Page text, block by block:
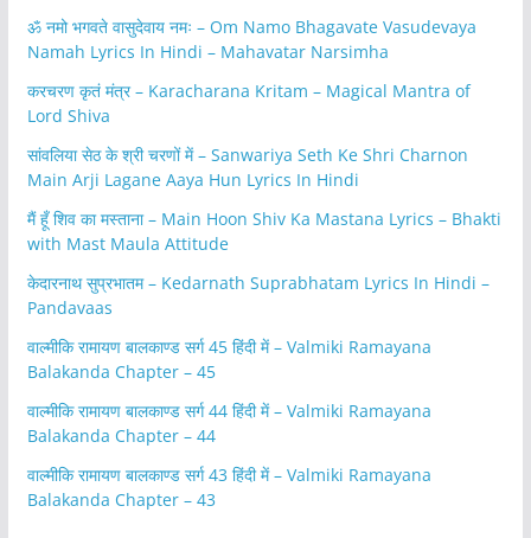
ॐ नमो भगवते वासुदेवाय नमः – Om Namo Bhagavate Vasudevaya
Namah Lyrics In Hindi – Mahavatar Narsimha
करचरण कृतं मंत्र – Karacharana Kritam – Magical Mantra of
Lord Shiva
सांवलिया सेठ के श्री चरणों में – Sanwariya Seth Ke Shri Charnon
Main Arji Lagane Aaya Hun Lyrics In Hindi
मैं हूँ शिव का मस्ताना – Main Hoon Shiv Ka Mastana Lyrics – Bhakti
with Mast Maula Attitude
केदारनाथ सुप्रभातम – Kedarnath Suprabhatam Lyrics In Hindi –
Pandavaas
वाल्मीकि रामायण बालकाण्ड सर्ग 45 हिंदी में – Valmiki Ramayana
Balakanda Chapter – 45
वाल्मीकि रामायण बालकाण्ड सर्ग 44 हिंदी में – Valmiki Ramayana
Balakanda Chapter – 44
वाल्मीकि रामायण बालकाण्ड सर्ग 43 हिंदी में – Valmiki Ramayana
Balakanda Chapter – 43